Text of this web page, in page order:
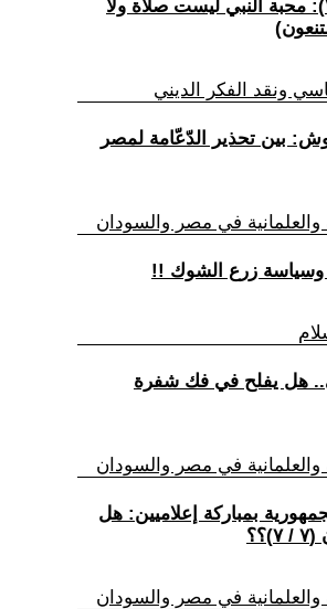
(42) حقائق صادمة(٣): محبة النبي ليست صلاة ولا
ونقد الفكر الديني
بين تحذير الدّعّامة لمصر
والعلمانية في مصر والسودان
هل يفلح في فك شفرة
والعلمانية في مصر والسودان
بمباركة إعلاميين: هل
والعلمانية في مصر والسودان